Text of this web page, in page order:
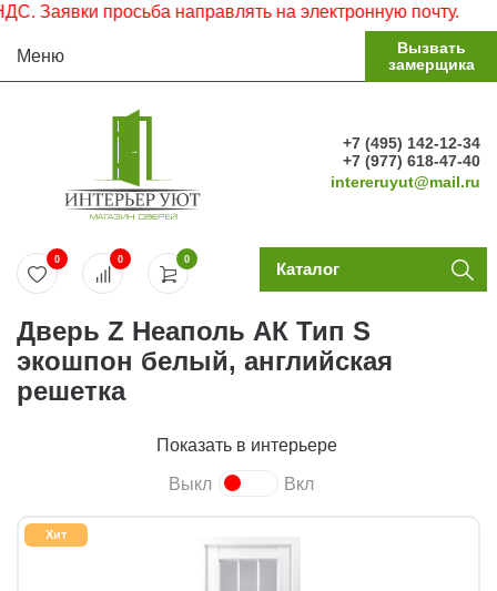
просьба направлять на электронную почту.
Меню
Вызвать
замерщика
+7 (495) 142-12-34
+7 (977) 618-47-40
intereruyut@mail.ru
0
0 0 Каталог
Дверь Z Неаполь АК Тип S
экошпон белый, английская
решетка
Показать в интерьере
Выкл Вкл
Хит